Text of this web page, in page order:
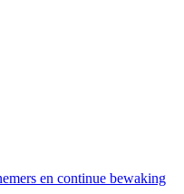
en continue bewaking